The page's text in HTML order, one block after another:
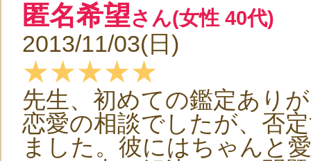
匿名希望さん(女性 40代)
2013/11/03(日)
★★★★★
先生、初めての鑑定あり
恋愛の相談でしたが、否
ました。彼にはちゃんと